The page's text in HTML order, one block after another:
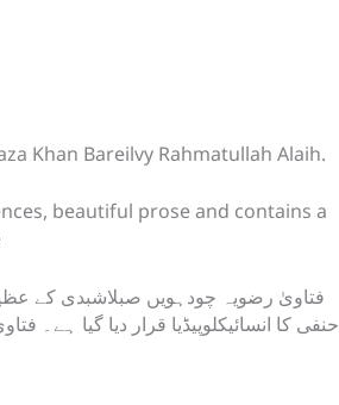
Khan Bareilvy Rahmatullah Alaih.
beautiful prose and contains a
فتاویٰ رضویہ چودہویں صبلاشبدی کے
حنفی کا انسائیکلوپیڈیا قرار دیا گیا